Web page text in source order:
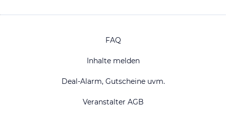
FAQ
Inhalte melden
Deal-Alarm, Gutscheine uvm.
Veranstalter AGB